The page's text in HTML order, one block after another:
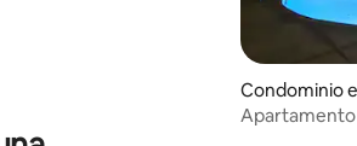
Condominio
Apartamento